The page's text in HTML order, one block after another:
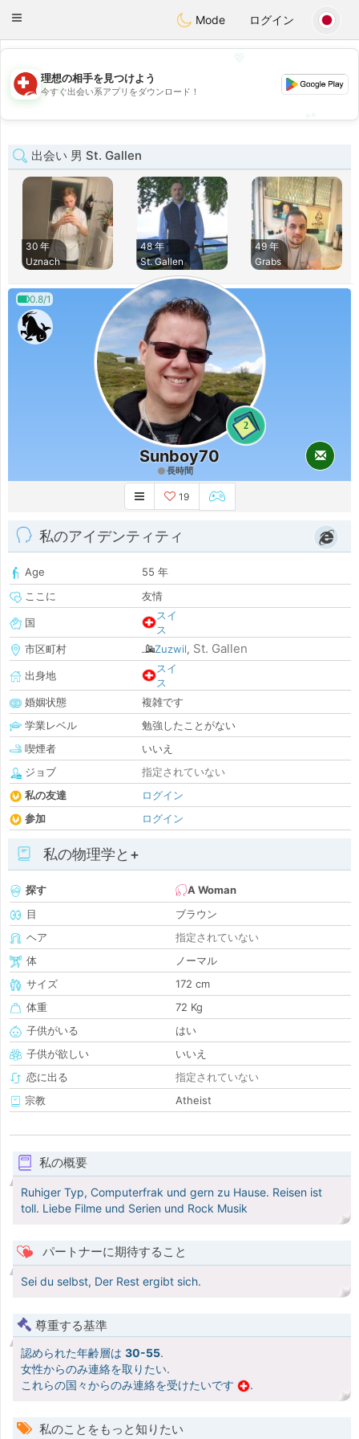
Suissi
Toggle
Mode ログイン
💖
💕
理想の相手を見つけよう
今すぐ出会い系アプリをダウンロード！
出会い 男 St. Gallen
30 年
Uznach
48 年
St. Gallen
49 年
Grabs
0.8/1
2
Sunboy70
長時間
19
私のアイデンティティ
Age
55 年
ここに
友情
国
スイ
ス
市区町村
Zuzwil, St. Gallen
出身地
スイ
ス
婚姻状態
複雑です
学業レベル
勉強したことがない
喫煙者
いいえ
ジョブ
指定されていない
私の友達
ログイン
参加
ログイン
私の物理学と+
探す
A Woman
目
ブラウン
ヘア
指定されていない
体
ノーマル
サイズ
172 cm
体重
72 Kg
子供がいる
はい
子供が欲しい
いいえ
恋に出る
指定されていない
宗教
Atheist
私の概要
Ruhiger Typ, Computerfrak und gern zu Hause. Reisen ist
toll. Liebe Filme und Serien und Rock Musik
パートナーに期待すること
Sei du selbst, Der Rest ergibt sich.
尊重する基準
認められた年齢層は 30-55.
女性からのみ連絡を取りたい.
これらの国々からのみ連絡を受けたいです
.
私のことをもっと知りたい